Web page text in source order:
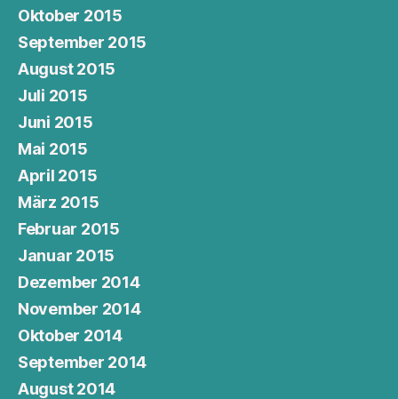
Oktober 2015
September 2015
August 2015
Juli 2015
Juni 2015
Mai 2015
April 2015
März 2015
Februar 2015
Januar 2015
Dezember 2014
November 2014
Oktober 2014
September 2014
August 2014